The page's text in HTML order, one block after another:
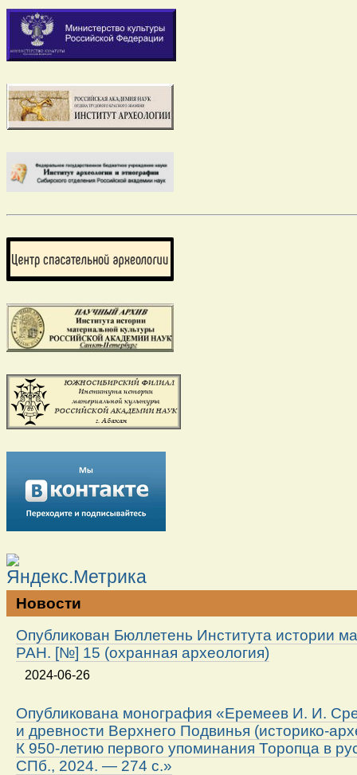
Новости
Опубликован Бюллетень Института истории
РАН. [№] 15 (охранная археология)
2024-06-26
Опубликована монография «Еремеев И. И.
и древности Верхнего Подвинья (историко-
К 950-летию первого упоминания Торопца в
СПб., 2024. — 274 с.»